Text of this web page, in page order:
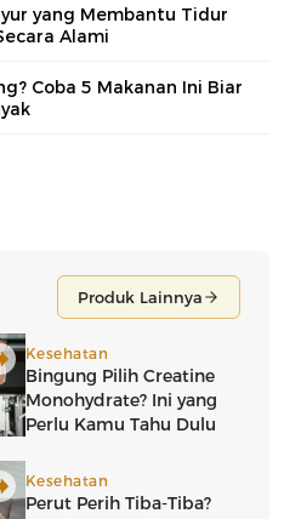
yang Membantu Tidur
Alami
Coba 5 Makanan Ini Biar